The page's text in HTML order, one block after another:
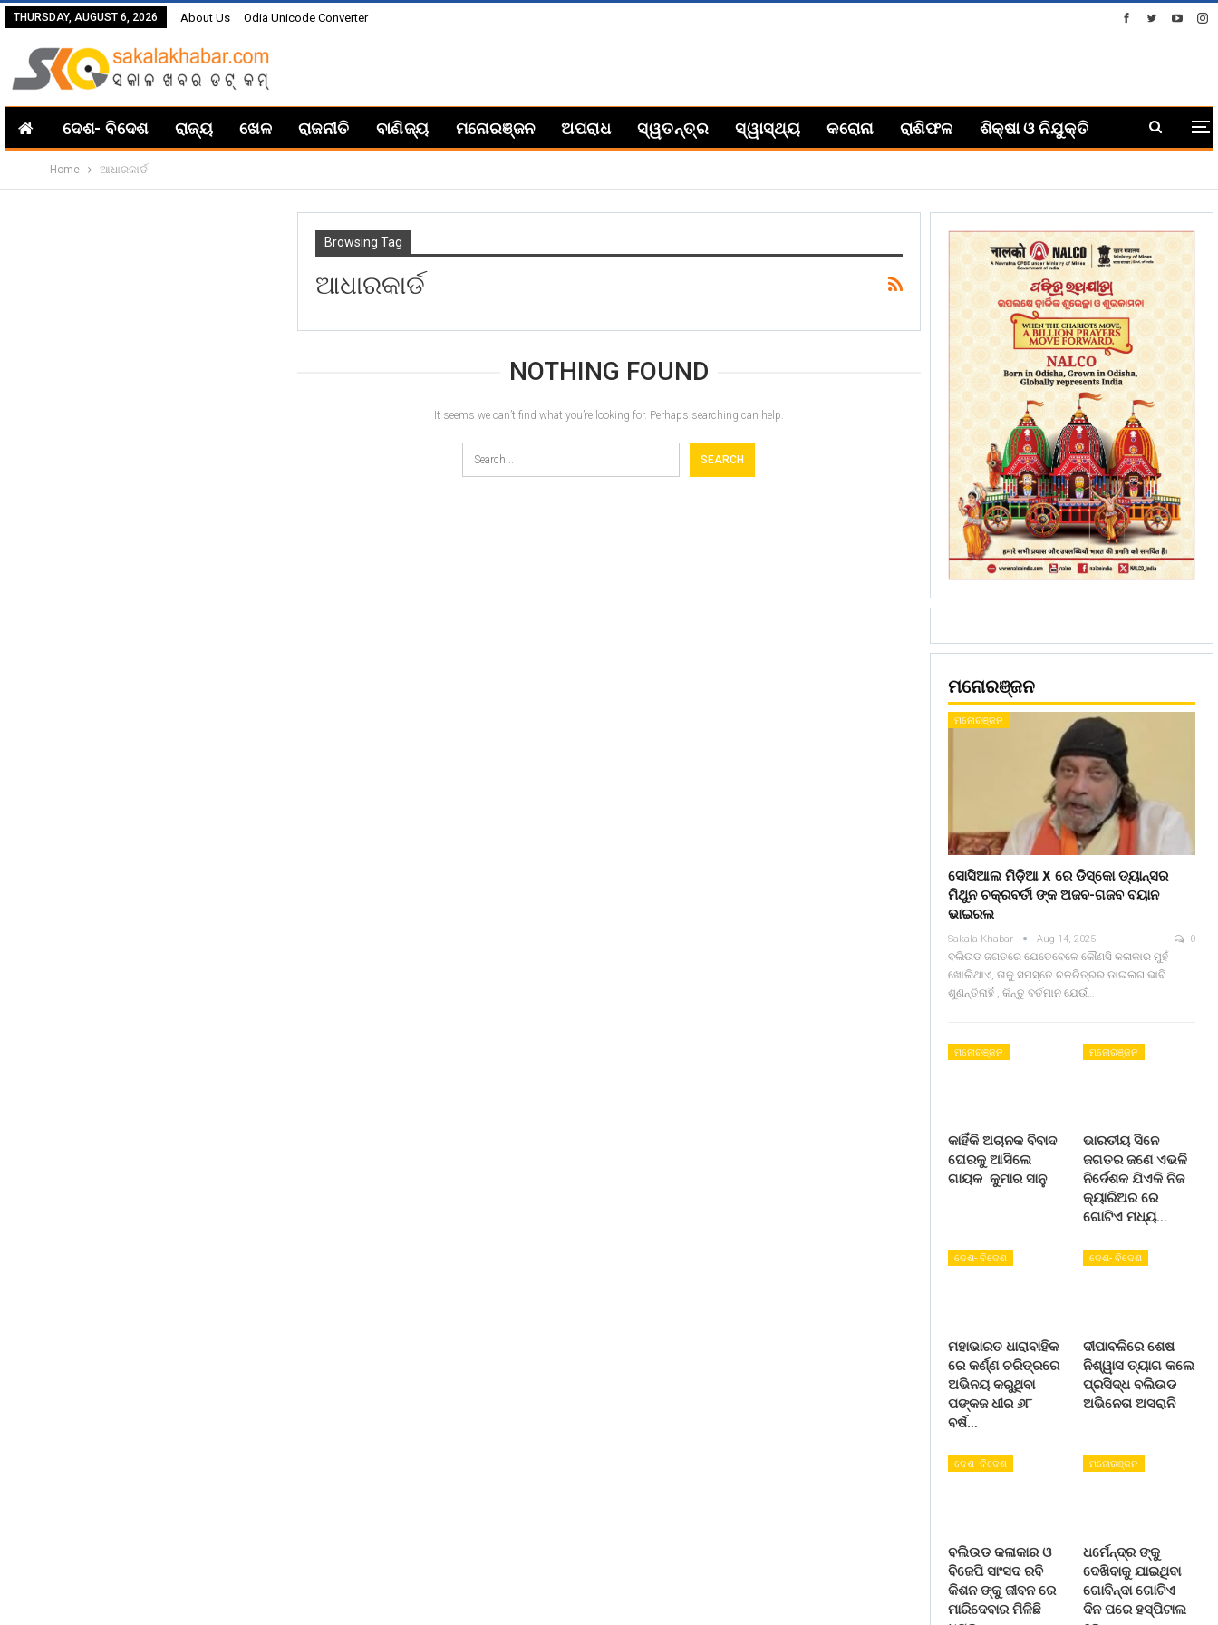
THURSDAY, AUGUST 6, 2026 About Us Odia Unicode Converter
ଦେଶ- ବିଦେଶ ରାଜ୍ୟ ଖେଳ ରାଜନୀତି ବାଣିଜ୍ୟ ମନୋରଞ୍ଜନ ଅପରାଧ ସ୍ୱତନ୍ତ୍ର ସ୍ୱାସ୍ଥ୍ୟ କରୋନା ରାଶିଫଳ ଶିକ୍ଷା ଓ ନିଯୁକ୍ତି
Home ଆଧାରକାର୍ଡ
Browsing Tag
ଆଧାରକାର୍ଡ
NOTHING FOUND
It seems we can’t find what you’re looking for. Perhaps searching can help.
ମନୋରଞ୍ଜନ
ମନୋରଞ୍ଜନ
ସୋସିଆଲ ମିଡ଼ିଆ X ରେ ଡିସ୍କୋ ଡ୍ୟାନ୍ସର
ମିଥୁନ ଚକ୍ରବର୍ତୀ ଙ୍କ ଅଜବ-ଗଜବ ବୟାନ
ଭାଇରଲ
Sakala Khabar Aug 14, 2025 0
ବଲିଉଡ ଜଗତରେ ଯେତେବେଳେ କୌଣସି କଳାକାର ମୁହଁ
ଖୋଲିଥାଏ, ତାକୁ ସମସ୍ତେ ଚଳଚିତ୍ରର ଡାଇଲଗ ଭାବି
ଶୁଣନ୍ତିନାହିଁ , କିନ୍ତୁ ବର୍ତମାନ ଯେଉଁ…
ମନୋରଞ୍ଜନ
କାହିଁକି ଅଚାନକ ବିବାଦ
ଘେରକୁ ଆସିଲେ
ଗାୟକ କୁମାର ସାନୁ
ମନୋରଞ୍ଜନ
ଭାରତୀୟ ସିନେ
ଜଗତର ଜଣେ ଏଭଳି
ନିର୍ଦେଶକ ଯିଏକି ନିଜ
କ୍ୟାରିଅର ରେ
ଗୋଟିଏ ମଧ୍ୟ…
ଦେଶ- ବିଦେଶ
ମହାଭାରତ ଧାରାବାହିକ
ରେ କର୍ଣ୍ଣ ଚରିତ୍ରରେ
ଅଭିନୟ କରୁଥିବା
ପଙ୍କଜ ଧୀର ୬୮
ବର୍ଷ…
ଦେଶ- ବିଦେଶ
ଦୀପାବଳିରେ ଶେଷ
ନିଶ୍ୱାସ ତ୍ୟାଗ କଲେ
ପ୍ରସିଦ୍ଧ ବଲିଉଡ
ଅଭିନେତା ଅସରାନି
ଦେଶ- ବିଦେଶ
ବଲିଉଡ କଳାକାର ଓ
ବିଜେପି ସାଂସଦ ରବି
କିଶନ ଙ୍କୁ ଜୀବନ ରେ
ମାରିଦେବାର ମିଳିଛି
ମନୋରଞ୍ଜନ
ଧର୍ମେନ୍ଦ୍ର ଙ୍କୁ
ଦେଖିବାକୁ ଯାଇଥିବା
ଗୋବିନ୍ଦା ଗୋଟିଏ
ଦିନ ପରେ ହସ୍ପିଟାଲ